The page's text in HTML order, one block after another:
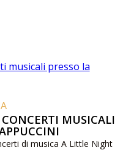
MUSICALI
di musica A Little Night